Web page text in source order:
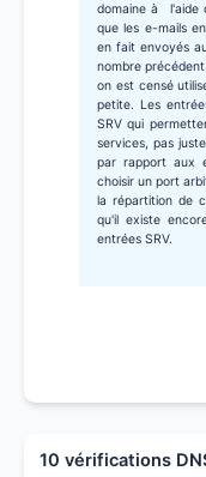
domaine à l'aide
que les e-mails
en fait envoyés
nombre
on est censé
petite. Les
SRV qui
services, pas
par rapport aux
choisir un port
la répartition de
qu'il existe
entrées SRV.
10 vérifications